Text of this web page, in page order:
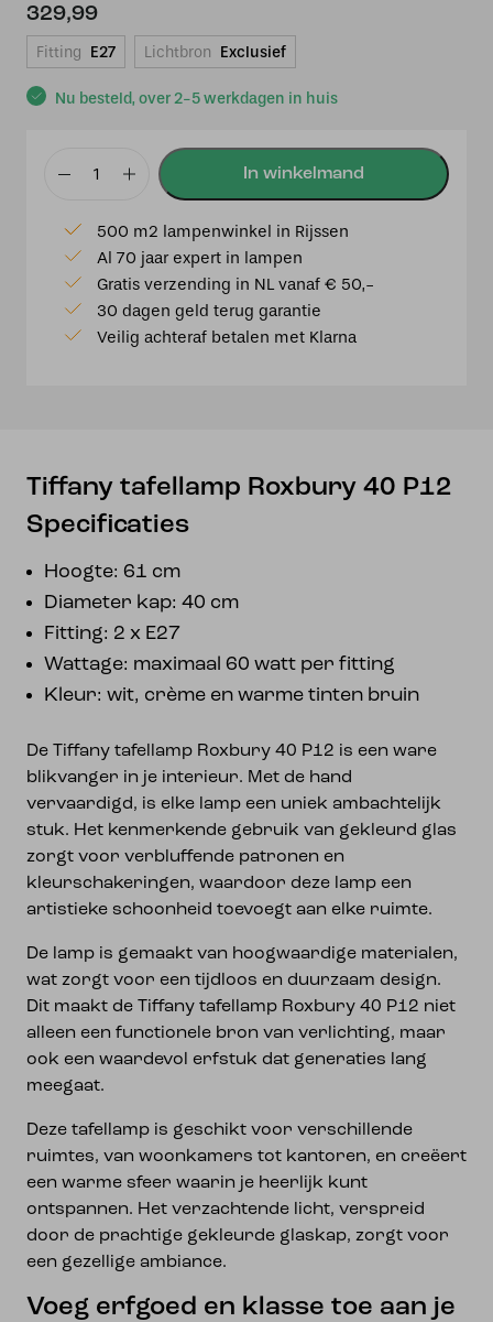
Nu besteld, over 2-5 werkdagen in huis
329,99
Fitting E27 Lichtbron Exclusief
Tiffany
Roxbury
40
P12
aantal
500 m2 lampenwinkel in Rijssen
Al 70 jaar expert in lampen
Gratis verzending in NL vanaf € 50,-
30 dagen geld terug garantie
Veilig achteraf betalen met Klarna
Tiffany tafellamp Roxbury 40 P12
Specificaties
Hoogte: 61 cm
Diameter kap: 40 cm
Fitting: 2 x E27
Wattage: maximaal 60 watt per fitting
Kleur: wit, crème en warme tinten bruin
De Tiffany tafellamp Roxbury 40 P12 is een ware
blikvanger in je interieur. Met de hand
vervaardigd, is elke lamp een uniek ambachtelijk
stuk. Het kenmerkende gebruik van gekleurd glas
zorgt voor verbluffende patronen en
kleurschakeringen, waardoor deze lamp een
artistieke schoonheid toevoegt aan elke ruimte.
De lamp is gemaakt van hoogwaardige materialen,
wat zorgt voor een tijdloos en duurzaam design.
Dit maakt de Tiffany tafellamp Roxbury 40 P12 niet
alleen een functionele bron van verlichting, maar
ook een waardevol erfstuk dat generaties lang
meegaat.
Deze tafellamp is geschikt voor verschillende
ruimtes, van woonkamers tot kantoren, en creëert
een warme sfeer waarin je heerlijk kunt
ontspannen. Het verzachtende licht, verspreid
door de prachtige gekleurde glaskap, zorgt voor
een gezellige ambiance.
Voeg erfgoed en klasse toe aan je